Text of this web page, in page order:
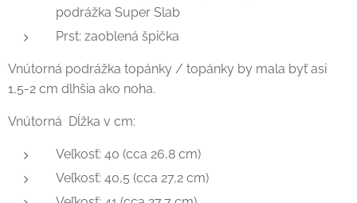
podrážka Super Slab
Prst: zaoblená špička
Vnútorná podrážka topánky / topánky by mala byť asi
1,5-2 cm dlhšia ako noha.
Vnútorná Dĺžka v cm:
Veľkosť: 40 (cca 26,8 cm)
Veľkosť: 40,5 (cca 27,2 cm)